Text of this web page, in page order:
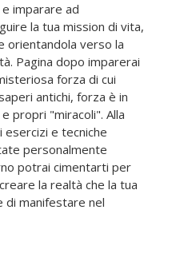
imparare ad
la tua mission di vita,
orientandola verso la
Pagina dopo imparerai
forza di cui
antichi, forza è in
propri "miracoli". Alla
e tecniche
personalmente
potrai cimentarti per
la realtà che la tua
di manifestare nel